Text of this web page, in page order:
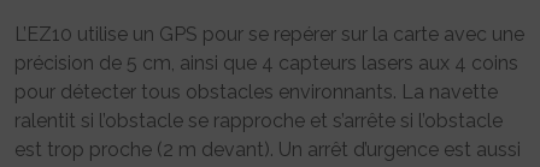
L’EZ10 utilise un GPS pour se repérer sur la carte avec une
précision de 5 cm, ainsi que 4 capteurs lasers aux 4 coins
pour détecter tous obstacles environnants. La navette
ralentit si l’obstacle se rapproche et s’arrête si l’obstacle
est trop proche (2 m devant). Un arrêt d’urgence est aussi